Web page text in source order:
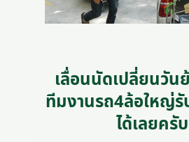
เลื่อนนัดเปลี่ยนวัน
ทีมงานรถ4ล้อใหญ่รั
ได้เลยครับ